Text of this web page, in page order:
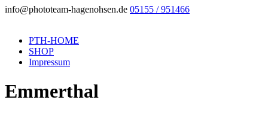
info@phototeam-hagenohsen.de 05155 / 951466
PTH-HOME
SHOP
Impressum
Emmerthal